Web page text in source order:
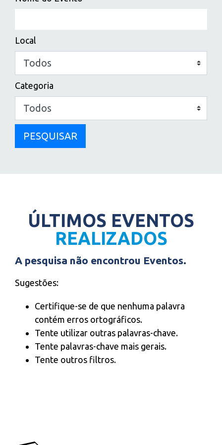
Local
Categoria
PESQUISAR
ÚLTIMOS EVENTOS
REALIZADOS
A pesquisa não encontrou Eventos.
Sugestões:
Certifique-se de que nenhuma palavra
contém erros ortográficos.
Tente utilizar outras palavras-chave.
Tente palavras-chave mais gerais.
Tente outros filtros.